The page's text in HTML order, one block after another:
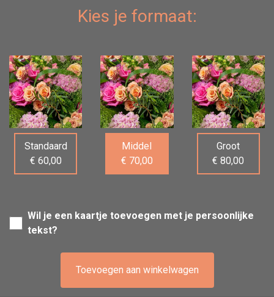
Kies je formaat:
Standaard
€ 60,00
Middel
€ 70,00
Groot
€ 80,00
Wil je een kaartje toevoegen met je persoonlijke
tekst?
Toevoegen aan winkelwagen